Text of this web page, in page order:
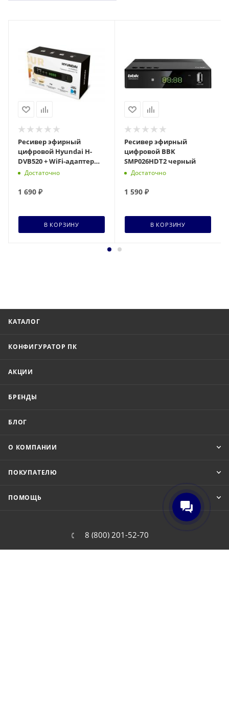
Ресивер эфирный
цифровой Hyundai H-
DVB520 + WiFi-адаптер
черный
Достаточно
1 690 ₽
В КОРЗИНУ
Ресивер эфирный
цифровой BBK
SMP026HDT2 черный
Достаточно
1 590 ₽
В КОРЗИНУ
КАТАЛОГ
КОНФИГУРАТОР ПК
АКЦИИ
БРЕНДЫ
БЛОГ
О КОМПАНИИ
ПОКУПАТЕЛЮ
ПОМОЩЬ
8 (800) 201-52-70